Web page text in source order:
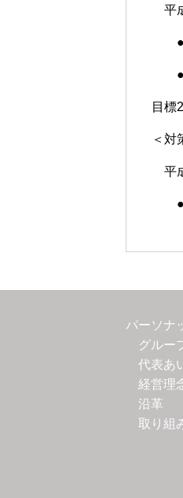
平
●女
●入
目標
＜対
平
●女
パーソナ
グルー
代表あ
経営理
沿革
取り組